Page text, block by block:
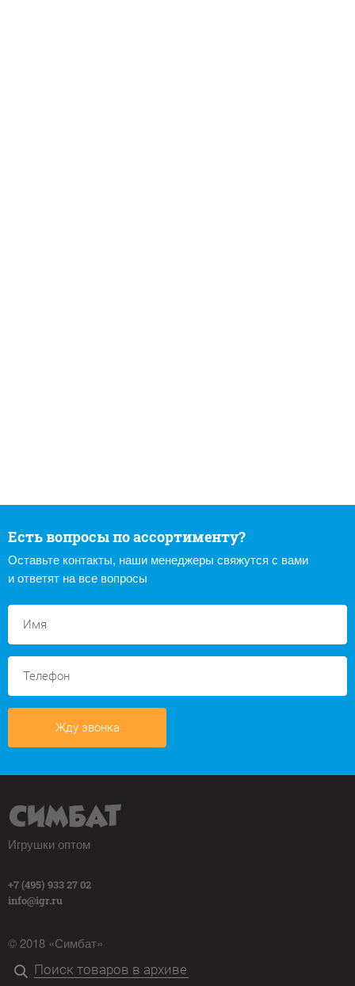
Есть вопросы по ассортименту?
Оставьте контакты, наши менеджеры свяжутся с вами
и ответят на все вопросы
Жду звонка
Игрушки оптом
+7 (495) 933 27 02
info@igr.ru
© 2018 «Симбат»